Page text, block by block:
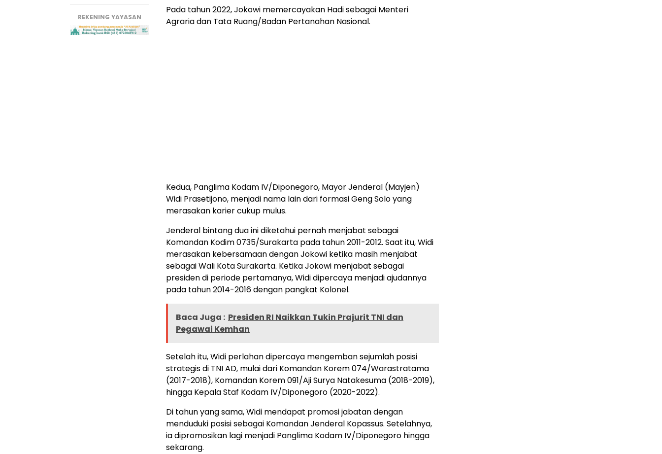
Pada tahun 2022, Jokowi memercayakan Hadi sebagai Menteri
Agraria dan Tata Ruang/Badan Pertanahan Nasional.
Kedua, Panglima Kodam IV/Diponegoro, Mayor Jenderal (Mayjen)
Widi Prasetijono, menjadi nama lain dari formasi Geng Solo yang
merasakan karier cukup mulus.
Jenderal bintang dua ini diketahui pernah menjabat sebagai
Komandan Kodim 0735/Surakarta pada tahun 2011-2012. Saat itu, Widi
merasakan kebersamaan dengan Jokowi ketika masih menjabat
sebagai Wali Kota Surakarta. Ketika Jokowi menjabat sebagai
presiden di periode pertamanya, Widi dipercaya menjadi ajudannya
pada tahun 2014-2016 dengan pangkat Kolonel.
Baca Juga : Presiden RI Naikkan Tukin Prajurit TNI dan
Pegawai Kemhan
Setelah itu, Widi perlahan dipercaya mengemban sejumlah posisi
strategis di TNI AD, mulai dari Komandan Korem 074/Warastratama
(2017-2018), Komandan Korem 091/Aji Surya Natakesuma (2018-2019),
hingga Kepala Staf Kodam IV/Diponegoro (2020-2022).
Di tahun yang sama, Widi mendapat promosi jabatan dengan
menduduki posisi sebagai Komandan Jenderal Kopassus. Setelahnya,
ia dipromosikan lagi menjadi Panglima Kodam IV/Diponegoro hingga
sekarang.
REKENING YAYASAN